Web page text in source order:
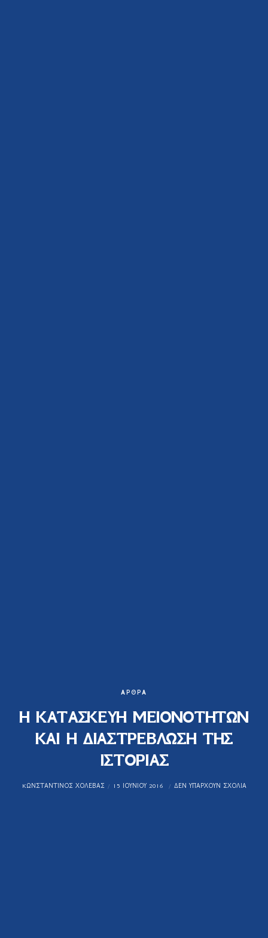
ΆΡΘΡΑ
Η ΚΑΤΑΣΚΕΥΗ ΜΕΙΟΝΟΤΗΤΩΝ
ΚΑΙ Η ΔΙΑΣΤΡΕΒΛΩΣΗ ΤΗΣ
ΙΣΤΟΡΙΑΣ
KΩΝΣΤΑΝΤΊΝΟΣ ΧΟΛΈΒΑΣ 15 ΙΟΥΝΊΟΥ 2016 ΔΕΝ ΥΠΆΡΧΟΥΝ ΣΧΌΛΙΑ